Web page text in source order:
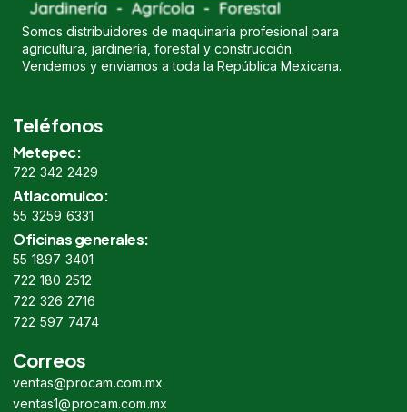
Somos distribuidores de maquinaria profesional para
agricultura, jardinería, forestal y construcción.
Vendemos y enviamos a toda la República Mexicana.
Teléfonos
Metepec:
722 342 2429
Atlacomulco:
55 3259 6331
Oficinas generales:
55 1897 3401
722 180 2512
722 326 2716
722 597 7474
Correos
ventas@procam.com.mx
ventas1@procam.com.mx